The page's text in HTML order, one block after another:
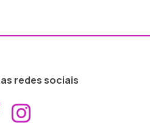
redes sociais
Aceder ao